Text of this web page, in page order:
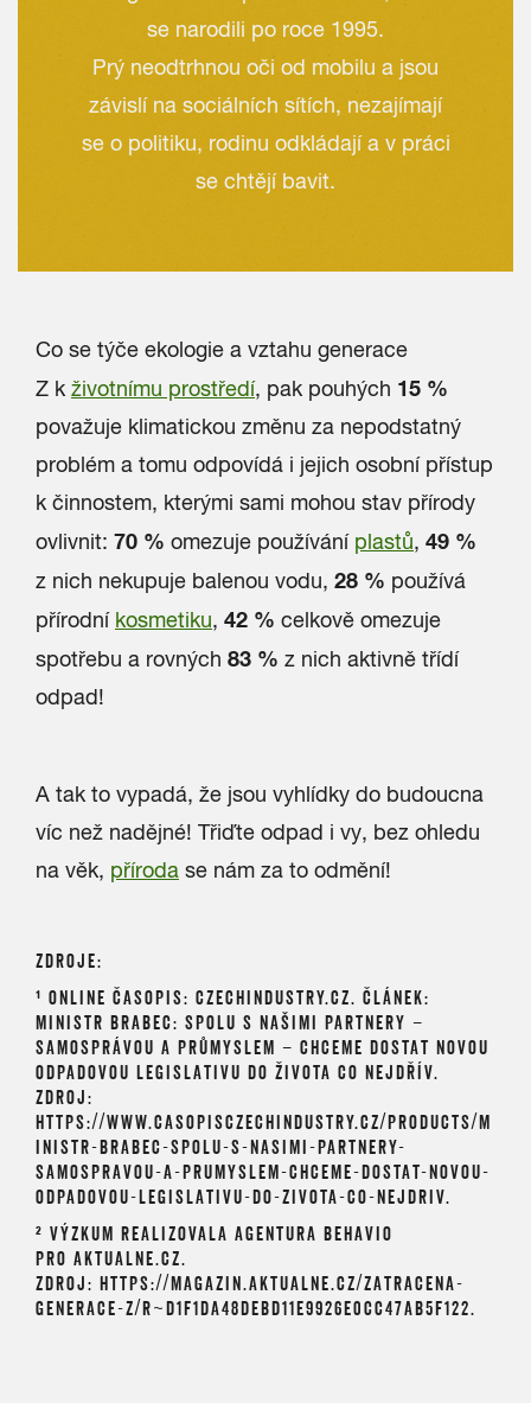
se narodili po roce 1995.
Prý neodtrhnou oči od mobilu a jsou
závislí na sociálních sítích, nezajímají
se o politiku, rodinu odkládají a v práci
se chtějí bavit.
Co se týče ekologie a vztahu generace
Z k životnímu prostředí, pak pouhých 15 %
považuje klimatickou změnu za nepodstatný
problém a tomu odpovídá i jejich osobní přístup
k činnostem, kterými sami mohou stav přírody
ovlivnit: 70 % omezuje používání plastů, 49 %
z nich nekupuje balenou vodu, 28 % používá
přírodní kosmetiku, 42 % celkově omezuje
spotřebu a rovných 83 % z nich aktivně třídí
odpad!
A tak to vypadá, že jsou vyhlídky do budoucna
víc než nadějné! Třiďte odpad i vy, bez ohledu
na věk, příroda se nám za to odmění!
ZDROJE:
¹ ONLINE ČASOPIS: CZECHINDUSTRY.CZ. ČLÁNEK:
MINISTR BRABEC: SPOLU S NAŠIMI PARTNERY –
SAMOSPRÁVOU A PRŮMYSLEM – CHCEME DOSTAT NOVOU
ODPADOVOU LEGISLATIVU DO ŽIVOTA CO NEJDŘÍV.
ZDROJ:
HTTPS://WWW.CASOPISCZECHINDUSTRY.CZ/PRODUCTS/M
INISTR-BRABEC-SPOLU-S-NASIMI-PARTNERY-
SAMOSPRAVOU-A-PRUMYSLEM-CHCEME-DOSTAT-NOVOU-
ODPADOVOU-LEGISLATIVU-DO-ZIVOTA-CO-NEJDRIV.
² VÝZKUM REALIZOVALA AGENTURA BEHAVIO
PRO AKTUALNE.CZ.
ZDROJ: HTTPS://MAGAZIN.AKTUALNE.CZ/ZATRACENA-
GENERACE-Z/R~D1F1DA48DEBD11E9926E0CC47AB5F122.